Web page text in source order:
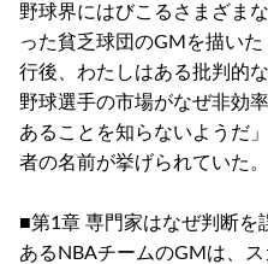
野球界にはびこるさまざま
った貧乏球団のGMを描い
行後、わたしはある批判的
野球選手の市場がなぜ非効
あることを知らないようだ
者の名前が挙げられていた。
■第1章 専門家はなぜ判断を
あるNBAチームのGMは、